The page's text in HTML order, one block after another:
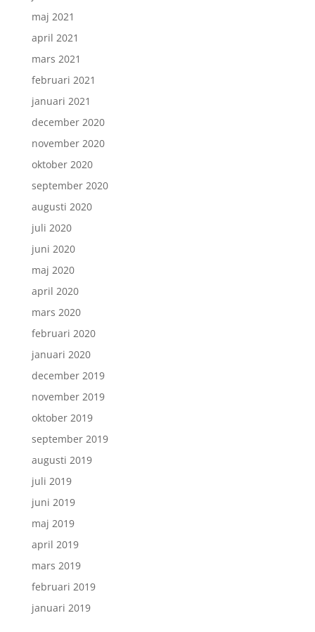
maj 2021
april 2021
mars 2021
februari 2021
januari 2021
december 2020
november 2020
oktober 2020
september 2020
augusti 2020
juli 2020
juni 2020
maj 2020
april 2020
mars 2020
februari 2020
januari 2020
december 2019
november 2019
oktober 2019
september 2019
augusti 2019
juli 2019
juni 2019
maj 2019
april 2019
mars 2019
februari 2019
januari 2019